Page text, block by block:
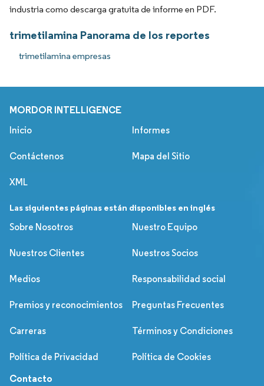
industria como descarga gratuita de informe en PDF.
trimetilamina Panorama de los reportes
trimetilamina empresas
MORDOR INTELLIGENCE
Inicio Informes
Contáctenos Mapa del Sitio
XML
Las siguientes páginas están disponibles en inglés
Sobre Nosotros
Nuestro Equipo
Nuestros Clientes Nuestros Socios
Medios Responsabilidad social
Premios y reconocimientos Preguntas Frecuentes
Carreras Términos y Condiciones
Política de Privacidad Política de Cookies
Contacto